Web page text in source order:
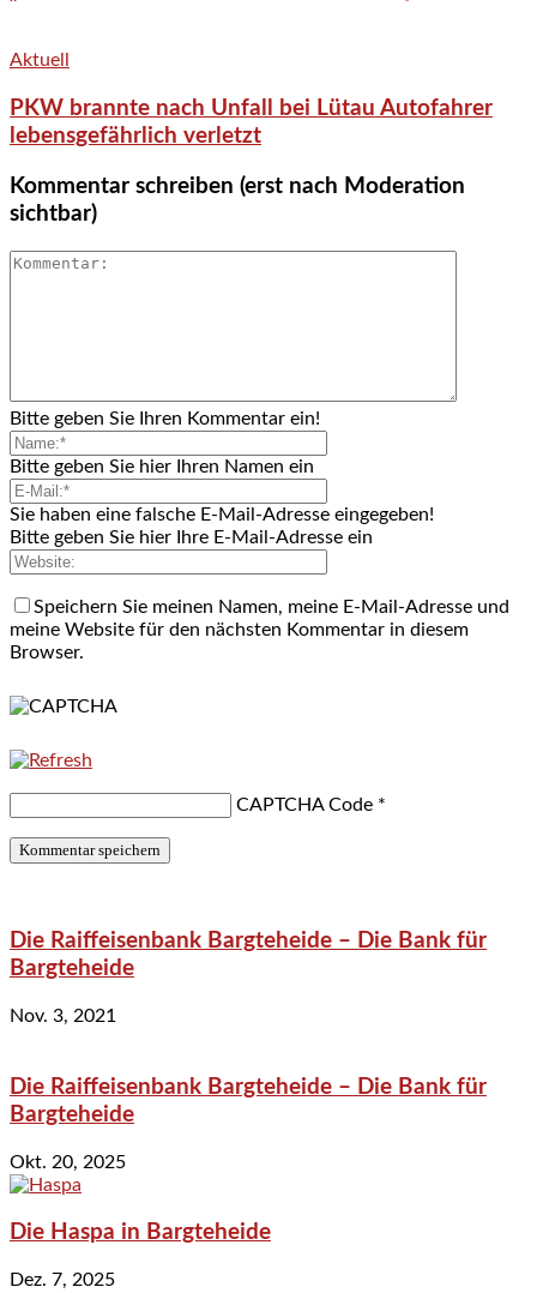
Aktuell
PKW brannte nach Unfall bei Lütau Autofahrer
lebensgefährlich verletzt
Kommentar schreiben (erst nach Moderation
sichtbar)
Bitte geben Sie Ihren Kommentar ein!
Bitte geben Sie hier Ihren Namen ein
Sie haben eine falsche E-Mail-Adresse eingegeben!
Bitte geben Sie hier Ihre E-Mail-Adresse ein
Speichern Sie meinen Namen, meine E-Mail-Adresse und
meine Website für den nächsten Kommentar in diesem
Browser.
CAPTCHA Code *
Die Raiffeisenbank Bargteheide – Die Bank für
Bargteheide
Nov. 3, 2021
Die Raiffeisenbank Bargteheide – Die Bank für
Bargteheide
Okt. 20, 2025
Die Haspa in Bargteheide
Dez. 7, 2025